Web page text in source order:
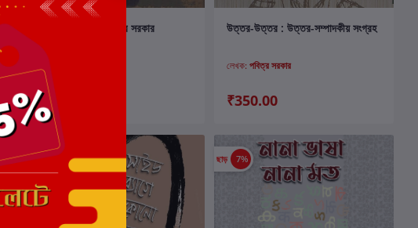
কার্টে যোগ করুন
নাট্যমঞ্চ নাট্যরূপ : পবিত্র সরকার
লেখক:
₹650.00
কার্টে যোগ করুন
উত্তর-উত্তর : উত্তর-সম্পাদকীয় সংগ্রহ
লেখক: পবিত্র সরকার
₹350.00
ছাড় 7%